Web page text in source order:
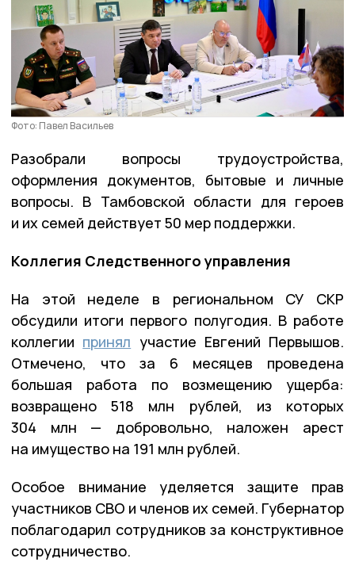
Фото: Павел Васильев
Разобрали вопросы трудоустройства,
оформления документов, бытовые и личные
вопросы. В Тамбовской области для героев
и их семей действует 50 мер поддержки.
Коллегия Следственного управления
На этой неделе в региональном СУ СКР
обсудили итоги первого полугодия. В работе
коллегии принял участие Евгений Первышов.
Отмечено, что за 6 месяцев проведена
большая работа по возмещению ущерба:
возвращено 518 млн рублей, из которых
304 млн — добровольно, наложен арест
на имущество на 191 млн рублей.
Особое внимание уделяется защите прав
участников СВО и членов их семей. Губернатор
поблагодарил сотрудников за конструктивное
сотрудничество.